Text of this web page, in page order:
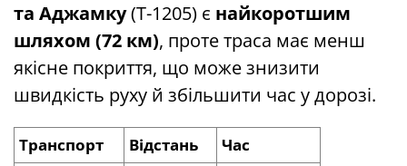
та Аджамку(Т-1205) є найкоротшим
шляхом (72 км), проте траса має менш
якісне покриття, що може знизити
швидкість руху й збільшити час у дорозі.
Транспорт Відстань
Час